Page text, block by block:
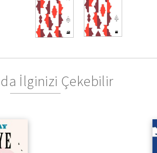
İlginizi Çekebilir